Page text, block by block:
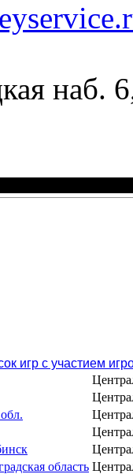
наб.
игр с участием
область